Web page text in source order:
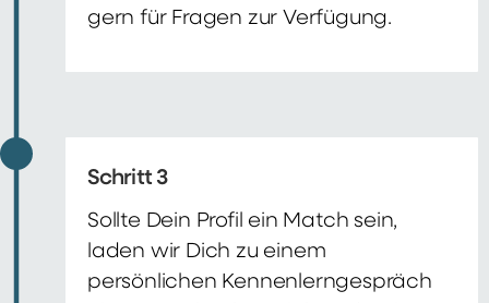
gern für Fragen zur Verfügung.
Schritt 3
Sollte Dein Profil ein Match sein,
laden wir Dich zu einem
persönlichen Kennenlerngespräch